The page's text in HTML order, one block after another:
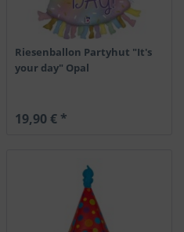
Riesenballon Partyhut "It's
your day" Opal
19,90 € *